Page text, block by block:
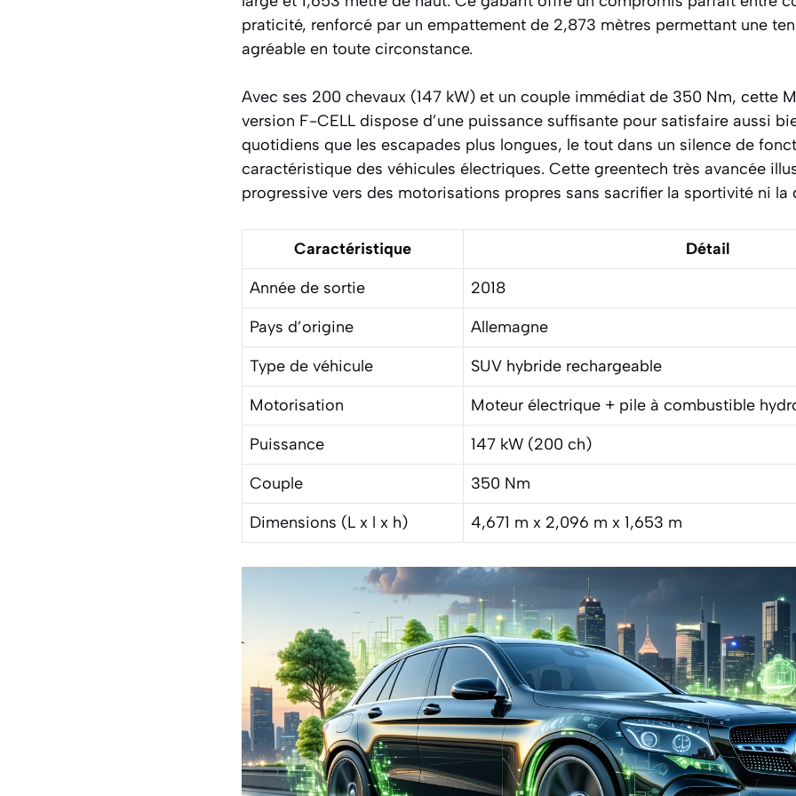
praticité, renforcé par un empattement de 2,873 mètres permettant une
agréable en toute circonstance.
Avec ses 200 chevaux (147 kW) et un couple immédiat de 350 Nm, cette
version F-CELL dispose d’une puissance suffisante pour satisfaire aussi
quotidiens que les escapades plus longues, le tout dans un silence de
caractéristique des véhicules électriques. Cette greentech très avancée
progressive vers des motorisations propres sans sacrifier la sportivité ni la
Caractéristique
Détail
Année de sortie
2018
Pays d’origine
Allemagne
Type de véhicule
SUV hybride rechargeable
Motorisation
Moteur électrique + pile à combustible
Puissance
147 kW (200 ch)
Couple
350 Nm
Dimensions (L x l x h)
4,671 m x 2,096 m x 1,653 m